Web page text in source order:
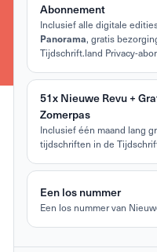
Abonnement
Inclusief alle digitale
Panorama, gratis
Tijdschrift.land Privacy-
51x Nieuwe Revu +
Zomerpas
Inclusief één maand lang
tijdschriften in de
Een los nummer
Een los nummer van